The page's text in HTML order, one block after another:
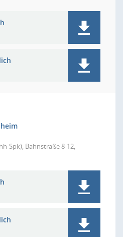
Spk), Bahnstraße 8-12,